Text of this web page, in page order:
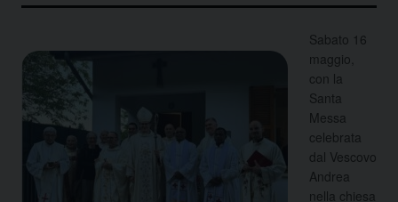
Sabato 16
maggio,
con la
Santa
Messa
celebrata
dal Vescovo
Andrea
nella chiesa